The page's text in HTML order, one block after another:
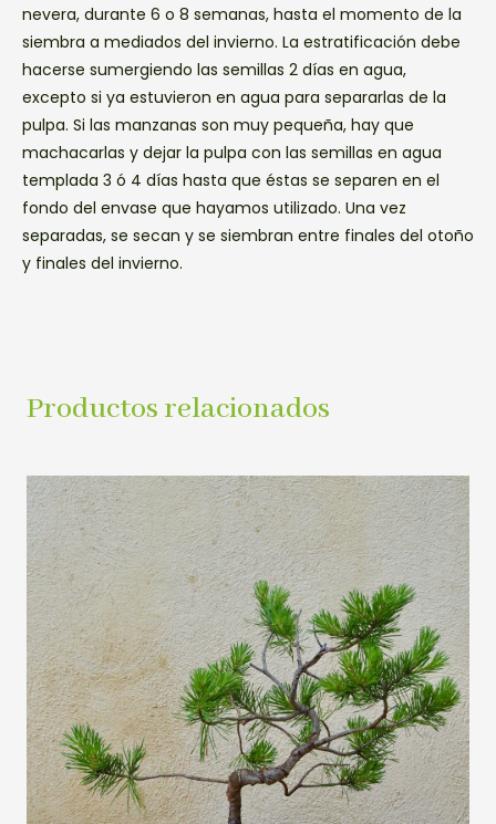
nevera, durante 6 o 8 semanas, hasta el momento de la
siembra a mediados del invierno. La estratificación debe
hacerse sumergiendo las semillas 2 días en agua,
excepto si ya estuvieron en agua para separarlas de la
pulpa. Si las manzanas son muy pequeña, hay que
machacarlas y dejar la pulpa con las semillas en agua
templada 3 ó 4 días hasta que éstas se separen en el
fondo del envase que hayamos utilizado. Una vez
separadas, se secan y se siembran entre finales del otoño
y finales del invierno.
Productos relacionados